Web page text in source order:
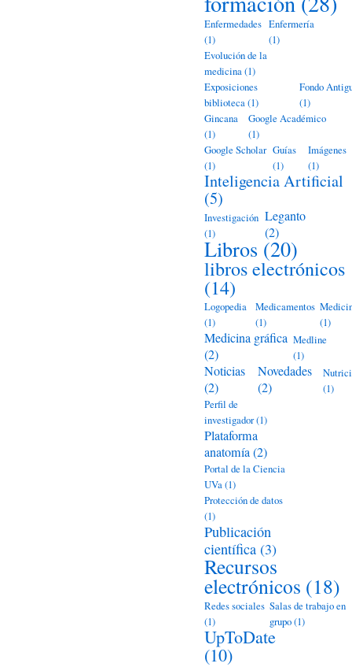
Enfermedades
(1)
Enfermería
(1)
Evolución de la
medicina(1)
Exposiciones
biblioteca(1)
Fondo
(1)
Gincana
(1)
Google Académico
(1)
Google Scholar
(1)
Guías
(1)
Imágenes
(1)
Inteligencia Artificial
(5)
Investigación
(1)
Leganto
(2)
Libros (20)
libros electrónicos
(14)
Logopedia
(1)
Medicamentos
(1)
(1)
Medicina gráfica
(2)
Medline
(1)
Noticias
(2)
Novedades
(2)
(1)
Perfil de
investigador(1)
Plataforma
anatomía(2)
Portal de la Ciencia
UVa(1)
Protección de datos
(1)
Publicación
científica (3)
Recursos
electrónicos (18)
Redes sociales
(1)
Salas de trabajo en
grupo(1)
UpToDate
(10)